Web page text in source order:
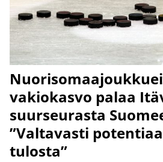
vakiokasvo palaa
suurseurasta
”Valtavasti
tulosta”